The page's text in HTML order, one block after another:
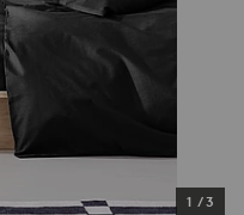
1 /3